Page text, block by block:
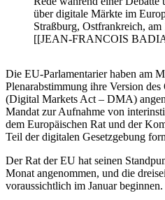
über digitale Märkte im
Straßburg, Ostfrankreich,
[[JEAN-FRANCOIS
Die EU-Parlamentarier haben am
Plenarabstimmung ihre Version
(Digital Markets Act – DMA)
Mandat zur Aufnahme von
dem Europäischen Rat und der
Teil der digitalen Gesetzgebung
Der Rat der EU hat seinen
Monat angenommen, und die
voraussichtlich im Januar beginnen.